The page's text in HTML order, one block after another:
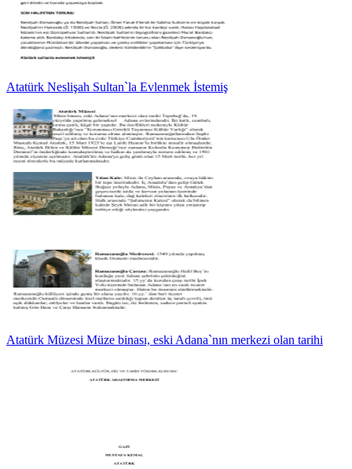
Atatürk Neslişah Sultan`la Evlenmek İstemiş
Atatürk Müzesi Müze binası, eski Adana`nın merkezi olan tarihi